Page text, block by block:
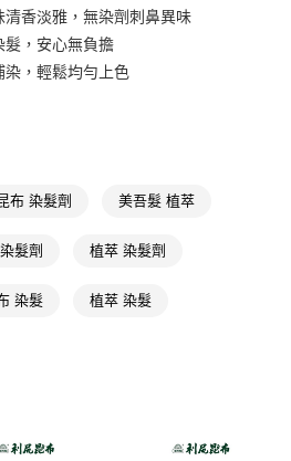
認證，即可結帳。
】
金額後，即可完成結帳。
行付款，方視為交易完成。
取消之訂單仍視為有效，需透過AFTEE先享
款等相關疑問，請聯繫「AFTEE先享後付
上)免運費
上)免運費
清香淡雅，無染劑刺鼻異味
髮，安心無負擔
染，輕鬆均勻上色
布 染髮劑 美吾髮 植萃
髮劑 植萃 染髮劑
染髮 植萃 染髮